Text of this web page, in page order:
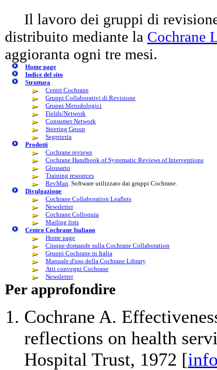
Il lavoro dei gruppi di
distribuito mediante la Cochrane
aggioranta ogni tre mesi.
Home page
Indice del sito
Struttura
Centri Cochrane
Gruppi Collaborativi di Revisione
Gruppi Metodologici
Fields/Network
Consumer Network
Steering Group
Segreteria
Prodotti
Cochrane reviews
Cochrane Handbook of Systematic Reviews of Interventions
Glossario
Training resources
RevMan. Software utilizzato dai gruppi Cochrane.
Divulgazione
Cochrane Collaboration Leaflets
Newsletter
Cochrane Colloquia
Mailing lists
Centro Cochrane Italiano
Home page
Cinque domande sulla Cochrane Collaboration
Gruppi Cochrane in Italia
Manuale d'uso della Cochrane Library
Atti convegni Cochrane
Newsletter
Per approfondire
Cochrane A.
reflections on health
Hospital Trust, 1972 [